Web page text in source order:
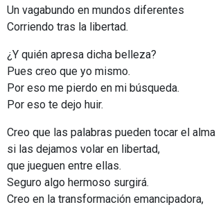
Un vagabundo en mundos diferentes
Corriendo tras la libertad.
¿Y quién apresa dicha belleza?
Pues creo que yo mismo.
Por eso me pierdo en mi búsqueda.
Por eso te dejo huir.
Creo que las palabras pueden tocar el alma
si las dejamos volar en libertad,
que jueguen entre ellas.
Seguro algo hermoso surgirá.
Creo en la transformación emancipadora,